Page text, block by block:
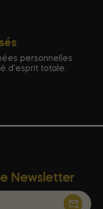
personnelles
d'esprit totale.
Newsletter